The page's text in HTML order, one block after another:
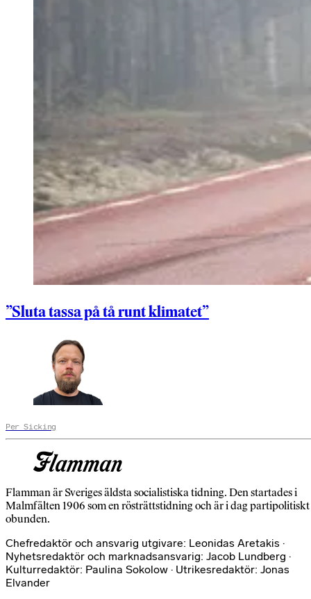
”Sluta tassa på tå runt klimatet”
Per Sicking
Flamman är Sveriges äldsta socialistiska tidning. Den startades i
Malmfälten 1906 som en rösträttstidning och är i dag partipolitiskt
obunden.
Chefredaktör och ansvarig utgivare: Leonidas Aretakis ·
Nyhetsredaktör och marknadsansvarig: Jacob Lundberg ·
Kulturredaktör: Paulina Sokolow · Utrikesredaktör: Jonas
Elvander